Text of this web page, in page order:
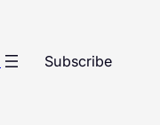
Subscribe